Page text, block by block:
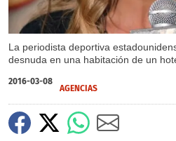
La periodista deportiva
desnuda en una habitación de un
2016-03-08
AGENCIAS